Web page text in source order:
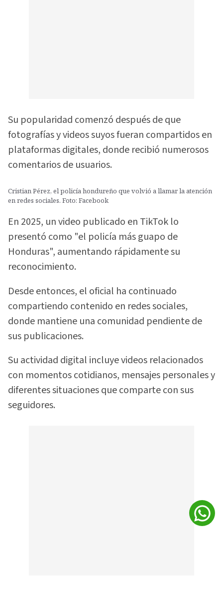
Su popularidad comenzó después de que
fotografías y videos suyos fueran compartidos en
plataformas digitales, donde recibió numerosos
comentarios de usuarios.
Cristian Pérez, el policía hondureño que volvió a llamar la atención
en redes sociales. Foto: Facebook
En 2025, un video publicado en TikTok lo
presentó como "el policía más guapo de
Honduras", aumentando rápidamente su
reconocimiento.
Desde entonces, el oficial ha continuado
compartiendo contenido en redes sociales,
donde mantiene una comunidad pendiente de
sus publicaciones.
Su actividad digital incluye videos relacionados
con momentos cotidianos, mensajes personales y
diferentes situaciones que comparte con sus
seguidores.